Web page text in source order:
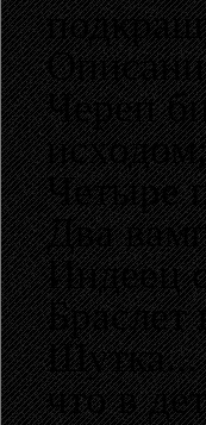
Череп
Четыре
Два
Индеец
Шутка...
что в